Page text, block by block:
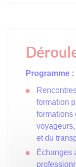
Programme :
formation
formations
et du
Échanges